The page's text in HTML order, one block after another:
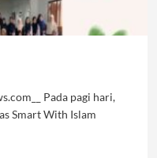
Pada pagi hari,
Smart With Islam